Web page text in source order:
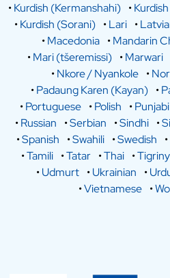
•Kurdish (Kermanshahi) •
•Kurdish (Sorani) •Lari •
•Macedonia •Mandarin
•Mari (tšeremissi) •Marwari
•Nkore / Nyankole •
•Padaung Karen (Kayan) •
•Portuguese •Polish •Punjabi
•Russian •Serbian •Sindhi •
•Spanish •Swahili •Swedish •
•Tamili •Tatar •Thai •
•Udmurt •Ukrainian •
•Vietnamese •